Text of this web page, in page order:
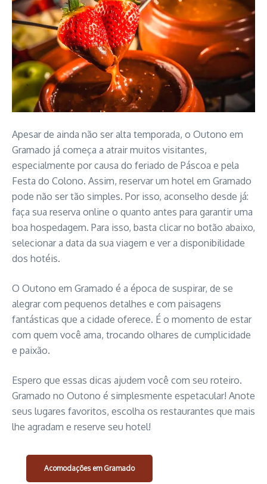
Apesar de ainda não ser alta temporada, o Outono em
Gramado já começa a atrair muitos visitantes,
especialmente por causa do feriado de Páscoa e pela
Festa do Colono. Assim, reservar um hotel em Gramado
pode não ser tão simples. Por isso, aconselho desde já:
faça sua reserva online o quanto antes para garantir uma
boa hospedagem. Para isso, basta clicar no botão abaixo,
selecionar a data da sua viagem e ver a disponibilidade
dos hotéis.
O Outono em Gramado é a época de suspirar, de se
alegrar com pequenos detalhes e com paisagens
fantásticas que a cidade oferece. É o momento de estar
com quem você ama, trocando olhares de cumplicidade
e paixão.
Espero que essas dicas ajudem você com seu roteiro.
Gramado no Outono é simplesmente espetacular! Anote
seus lugares favoritos, escolha os restaurantes que mais
lhe agradam e reserve seu hotel!
Acomodações em Gramado